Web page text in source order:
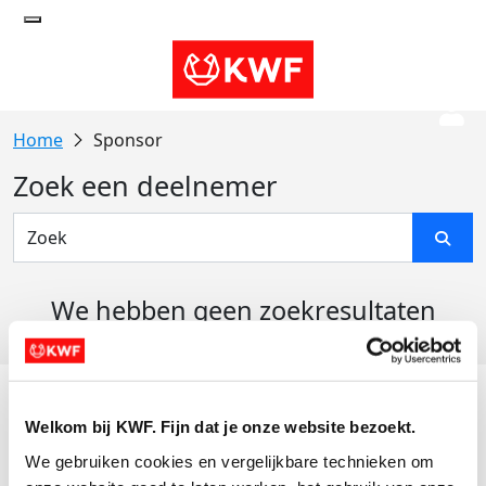
Welkom bij KWF. Fijn dat je onze website bezoekt.
We gebruiken cookies en vergelijkbare technieken om
Sponsor
Zoek een deelnemer
We hebben geen zoekresultaten
Actiematerialen
Evenementen